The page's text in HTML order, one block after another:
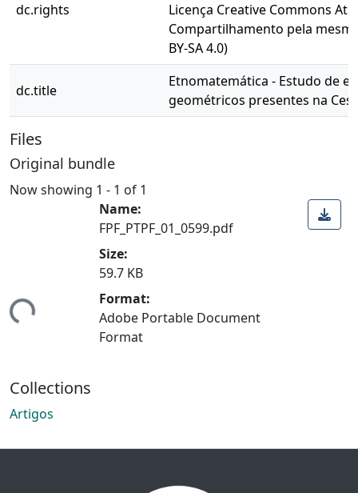
dc.rights
Licença Creative Commons
Compartilhamento pela
BY-SA 4.0)
dc.title
Etnomatemática - Estudo de
geométricos presentes na
Files
Original bundle
Now showing 1 - 1 of 1
Name:
FPF_PTPF_01_0599.pdf
Size:
59.7 KB
Format:
Adobe Portable Document
Format
Collections
Artigos